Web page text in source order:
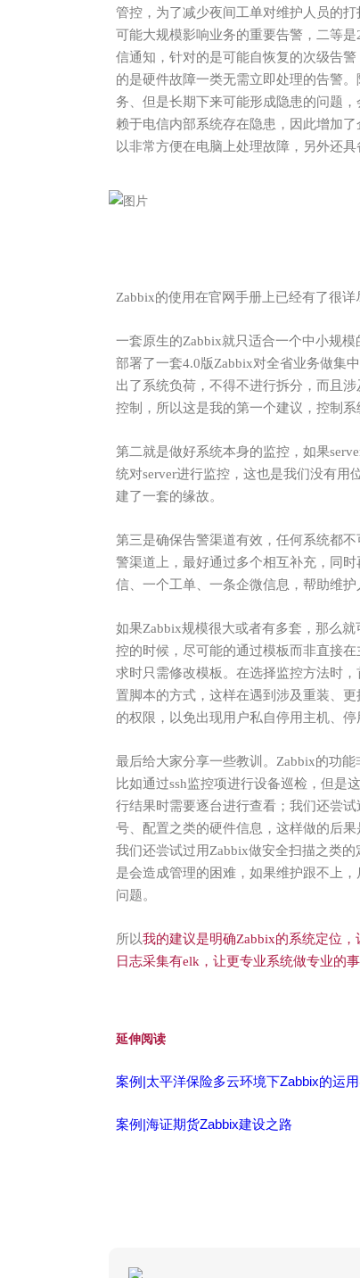
管控，为了减少夜间工单对维护人员的
可能大规模影响业务的重要告警，二等
信通知，针对的是可能自恢复的次级告
的是硬件故障一类无需立即处理的告警
务、但是长期下来可能形成隐患的问题
赖于电信内部系统存在隐患，因此增加
以非常方便在电脑上处理故障，另外还具
Zabbix的使用在官网手册上已经有了很
一套原生的Zabbix就只适合一个中小规
部署了一套4.0版Zabbix对全省业务做集
出了系统负荷，不得不进行拆分，而且
控制，所以这是我的第一个建议，控制
第二就是做好系统本身的监控，如果
统对server进行监控，这也是我们没有用
建了一套的缘故。
第三是确保告警渠道有效，任何系统都
警渠道上，最好通过多个相互补充，同
信、一个工单、一条企微信息，帮助维护
如果Zabbix规模很大或者有多套，那么
控的时候，尽可能的通过模板而非直接
求时只需修改模板。在选择监控方法时，
置脚本的方式，这样在遇到涉及重装、
的权限，以免出现用户私自停用主机、停
最后给大家分享一些教训。Zabbix的功能
比如通过ssh监控项进行设备巡检，但是
行结果时需要逐台进行查看；我们还尝
号、配置之类的硬件信息，这样做的后
我们还尝试过用Zabbix做安全扫描之类
是会造成管理的困难，如果维护跟不上
问题。
所以我的建议是明确Zabbix的系统定位，
日志采集有elk，让更专业系统做专业的
延伸阅读
案例|太平洋保险多云环境下Zabbix的运
案例|海证期货Zabbix建设之路